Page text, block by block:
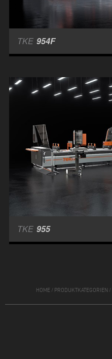
TKE 954F
TKE 955
HOME/ PRODUKTKATEGORIEN /